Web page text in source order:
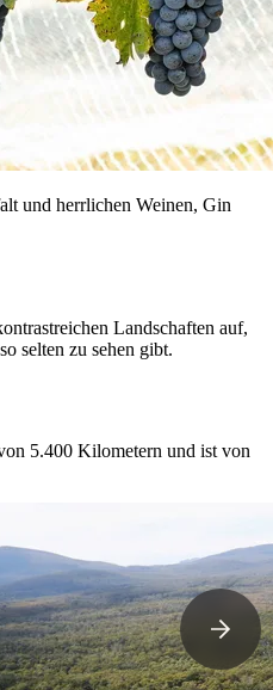
und herrlichen Weinen, Gin
Landschaften auf,
selten zu sehen gibt.
5.400 Kilometern und ist von